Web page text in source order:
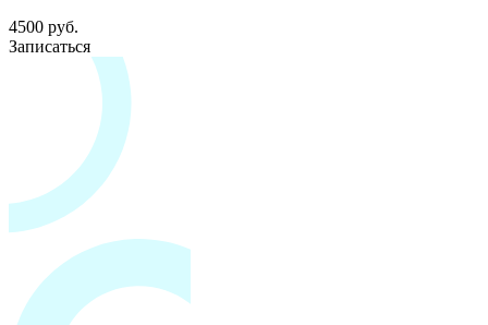
4500 руб.
Записаться